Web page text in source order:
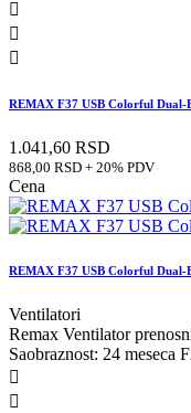



REMAX F37 USB Colorful Dual-
1.041,60 RSD
868,00 RSD + 20% PDV
Cena
REMAX F37 USB Colorful Dual-
Ventilatori
Remax Ventilator
Saobraznost: 24 meseca

